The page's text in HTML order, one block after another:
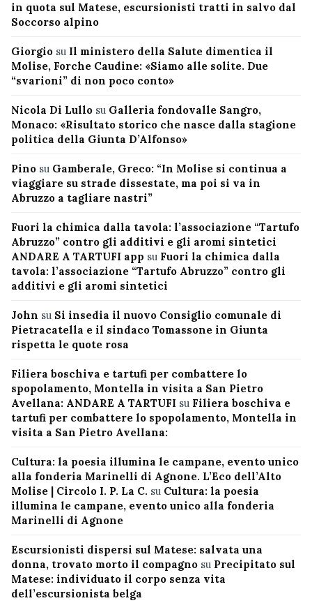
in quota sul Matese, escursionisti tratti in salvo dal
Soccorso alpino
Giorgio su Il ministero della Salute dimentica il
Molise, Forche Caudine: «Siamo alle solite. Due
“svarioni” di non poco conto»
Nicola Di Lullo su Galleria fondovalle Sangro,
Monaco: «Risultato storico che nasce dalla stagione
politica della Giunta D’Alfonso»
Pino su Gamberale, Greco: “In Molise si continua a
viaggiare su strade dissestate, ma poi si va in
Abruzzo a tagliare nastri”
Fuori la chimica dalla tavola: l’associazione “Tartufo
Abruzzo” contro gli additivi e gli aromi sintetici
ANDARE A TARTUFI app su Fuori la chimica dalla
tavola: l’associazione “Tartufo Abruzzo” contro gli
additivi e gli aromi sintetici
John su Si insedia il nuovo Consiglio comunale di
Pietracatella e il sindaco Tomassone in Giunta
rispetta le quote rosa
Filiera boschiva e tartufi per combattere lo
spopolamento, Montella in visita a San Pietro
Avellana: ANDARE A TARTUFI su Filiera boschiva e
tartufi per combattere lo spopolamento, Montella in
visita a San Pietro Avellana:
Cultura: la poesia illumina le campane, evento unico
alla fonderia Marinelli di Agnone. L’Eco dell’Alto
Molise | Circolo I. P. La C. su Cultura: la poesia
illumina le campane, evento unico alla fonderia
Marinelli di Agnone
Escursionisti dispersi sul Matese: salvata una
donna, trovato morto il compagno su Precipitato sul
Matese: individuato il corpo senza vita
dell’escursionista belga